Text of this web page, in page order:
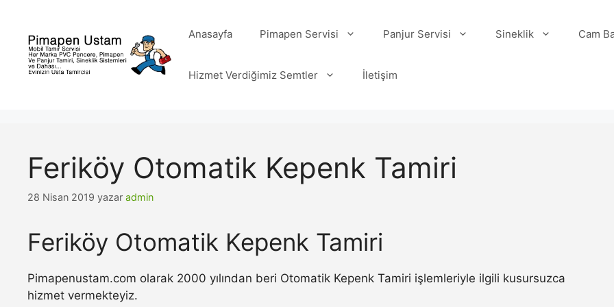
Anasayfa Pimapen Servisi Panjur Servisi Sineklik Cam
Hizmet Verdiğimiz Semtler İletişim
Feriköy Otomatik Kepenk Tamiri
28 Nisan 2019 yazar admin
Feriköy Otomatik Kepenk Tamiri
Pimapenustam.com olarak 2000 yılından beri Otomatik Kepenk Tamiri işlemleriyle ilgili kusursuzca
hizmet vermekteyiz.